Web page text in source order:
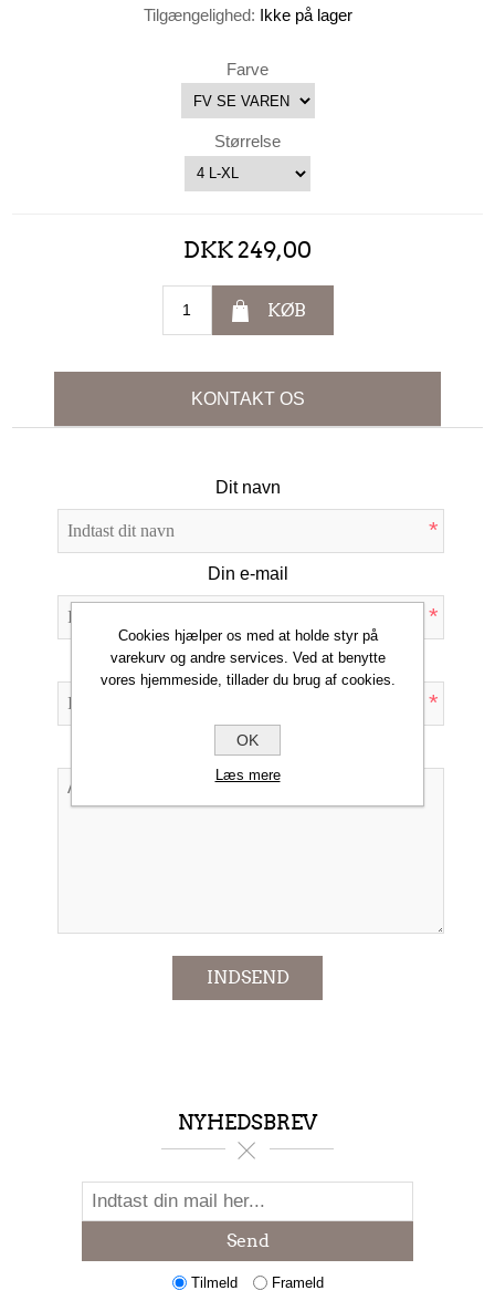
Tilgængelighed: Ikke på lager
Farve
Størrelse
DKK 249,00
KØB
KONTAKT OS
Dit navn
*
Din e-mail
*
Emne:
*
Forespørgsel
INDSEND
NYHEDSBREV
Send
Tilmeld Frameld
Cookies hjælper os med at holde styr på
varekurv og andre services. Ved at benytte
vores hjemmeside, tillader du brug af cookies.
OK
Læs mere